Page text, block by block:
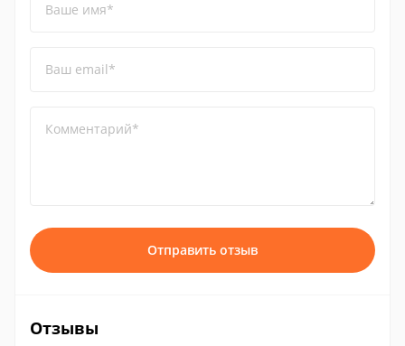
Ваше имя*
Ваш email*
Комментарий*
Отправить отзыв
Отзывы